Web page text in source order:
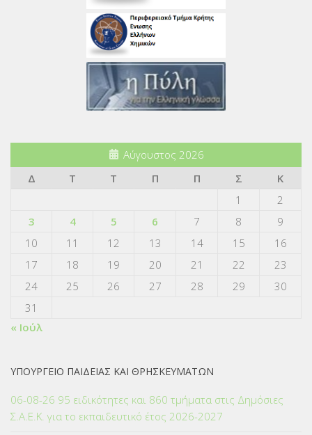
Αύγουστος 2026
Δ
Τ Τ Π Π Σ
Κ
1
2
3
4 5 6 7 8
9
10
11 12 13 14 15
16
17
18 19 20 21 22
23
24
25 26 27 28 29
30
31
« Ιούλ
ΥΠΟΥΡΓΕΙΟ ΠΑΙΔΕΙΑΣ ΚΑΙ ΘΡΗΣΚΕΥΜΑΤΩΝ
06-08-26 95 ειδικότητες και 860 τμήματα στις Δημόσιες
Σ.Α.Ε.Κ. για το εκπαιδευτικό έτος 2026-2027